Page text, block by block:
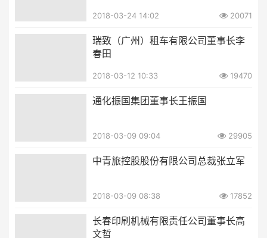
2018-03-24 14:02 20071
瑞致（广州）租车有限公司董事长李
春田
2018-03-12 10:33 19470
通化振国集团董事长王振国
2018-03-09 09:04 29905
中青旅控股股份有限公司总裁张立军
2018-03-09 08:38 17852
长春印刷机械有限责任公司董事长高
文哲